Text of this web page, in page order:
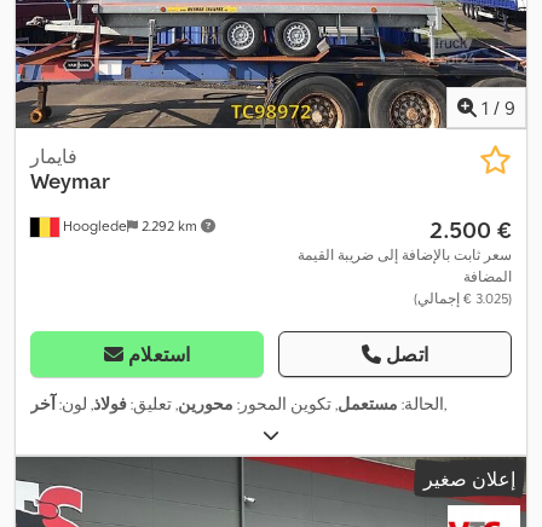
1 / 9
Hooglede 2.292 km
فايمار
Weymar
‏2.500 €
سعر ثابت بالإضافة إلى ضريبة القيمة
المضافة
(‏3.025 € إجمالي)
استعلام اتصل
الحالة: مستعمل, تكوين المحور: محورين, تعليق:فولاذ, لون:آخر ,
إعلان صغير